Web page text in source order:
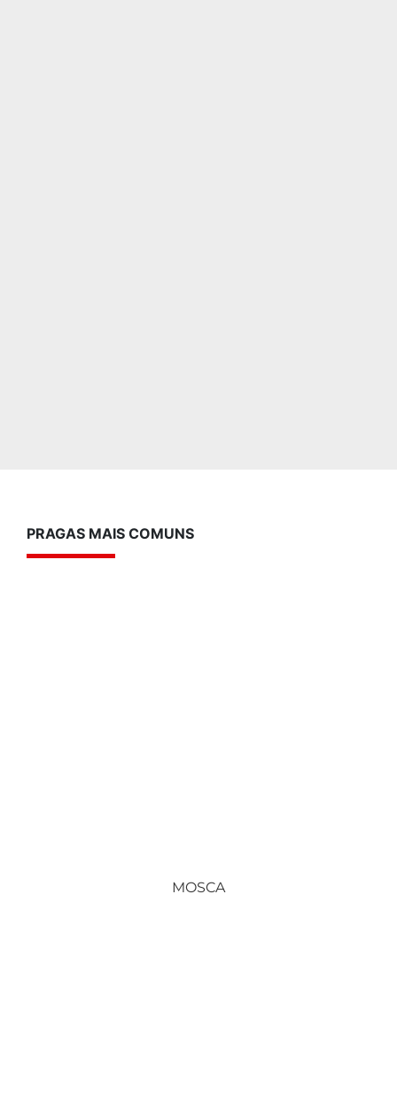
PRAGAS MAIS COMUNS
MOSCA